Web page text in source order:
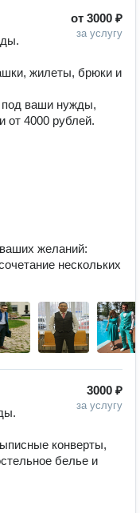
от 3000 ₽
за услугу
жилеты, брюки и
под ваши нужды,
от 4000 рублей.
желаний:
нескольких
3000 ₽
за услугу
конверты,
белье и